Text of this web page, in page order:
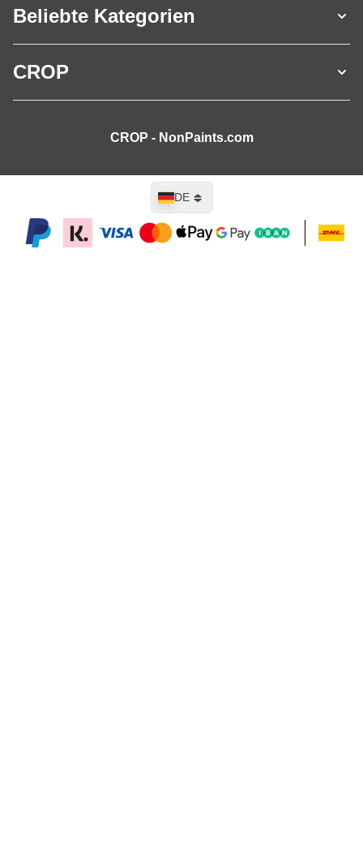
Beliebte Kategorien
CROP
CROP - NonPaints.com
Sprache
DE